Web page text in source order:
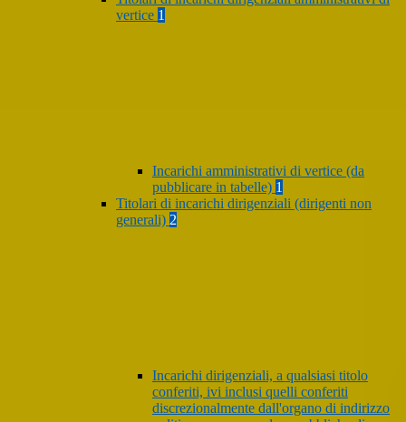
vertice 1
Incarichi amministrativi di vertice (da
pubblicare in tabelle) 1
Titolari di incarichi dirigenziali (dirigenti non
generali) 2
Incarichi dirigenziali, a qualsiasi titolo
conferiti, ivi inclusi quelli conferiti
discrezionalmente dall'organo di indirizzo